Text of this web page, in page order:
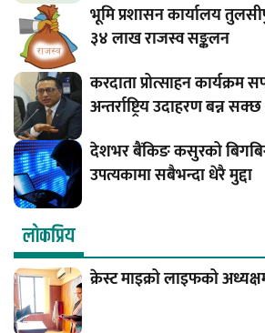
भूमि प्रशासन कार्यालय
३४ लाख राजस्व सङ्कलन
करदाता प्रोत्साहन
अन्तर्राष्ट्रिय उदाहरण बन्न
देशभर बैंकिङ कसुरको
उपत्यकामा सबैभन्दा धेरै मुद्दा
लाेकप्रिय
क्रेस्ट माइक्रो लाइफको